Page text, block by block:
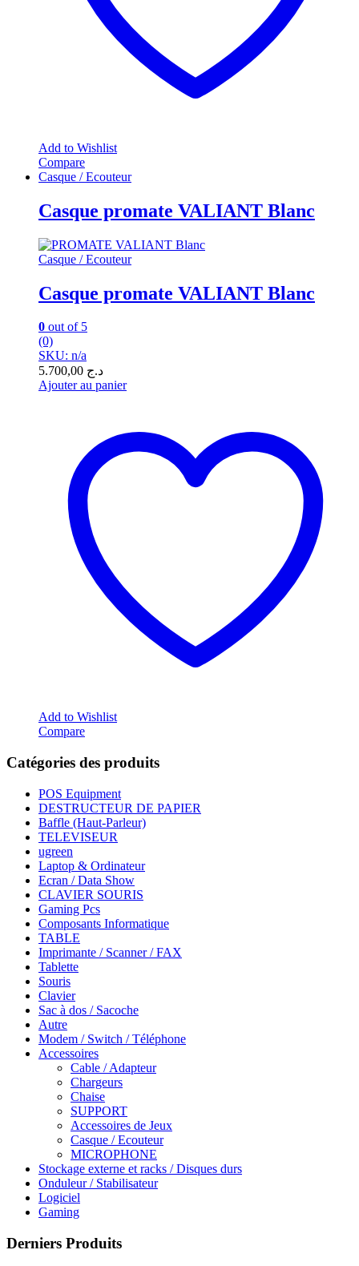
Add to Wishlist
Compare
Casque / Ecouteur
Casque promate VALIANT Blanc
Casque / Ecouteur
Casque promate VALIANT Blanc
0 out of 5
(0)
SKU: n/a
د.ج
Ajouter au panier
Add to Wishlist
Compare
Catégories des produits
POS Equipment
DESTRUCTEUR DE PAPIER
Baffle (Haut-Parleur)
TELEVISEUR
ugreen
Laptop & Ordinateur
Ecran / Data Show
CLAVIER SOURIS
Gaming Pcs
Composants Informatique
TABLE
Imprimante / Scanner / FAX
Tablette
Souris
Clavier
Sac à dos / Sacoche
Autre
Modem / Switch / Téléphone
Accessoires
Cable / Adapteur
Chargeurs
Chaise
SUPPORT
Accessoires de Jeux
Casque / Ecouteur
MICROPHONE
Stockage externe et racks / Disques durs
Onduleur / Stabilisateur
Logiciel
Gaming
Derniers Produits